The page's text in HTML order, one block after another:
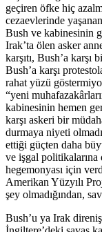
geçiren öfke hiç
cezaevlerinde
Bush ve kabinesinin
Irak’ta ölen asker
karşıtı, Bush’a
Bush’a karşı
rahat yüzü
“yeni
kabinesinin hemen
karşı askeri bir
durmaya niyeti
ettiği güçten daha
ve işgal
hegemonyası için
Amerikan Yüzyılı
şey olmadığından,
Bush’u ya Irak